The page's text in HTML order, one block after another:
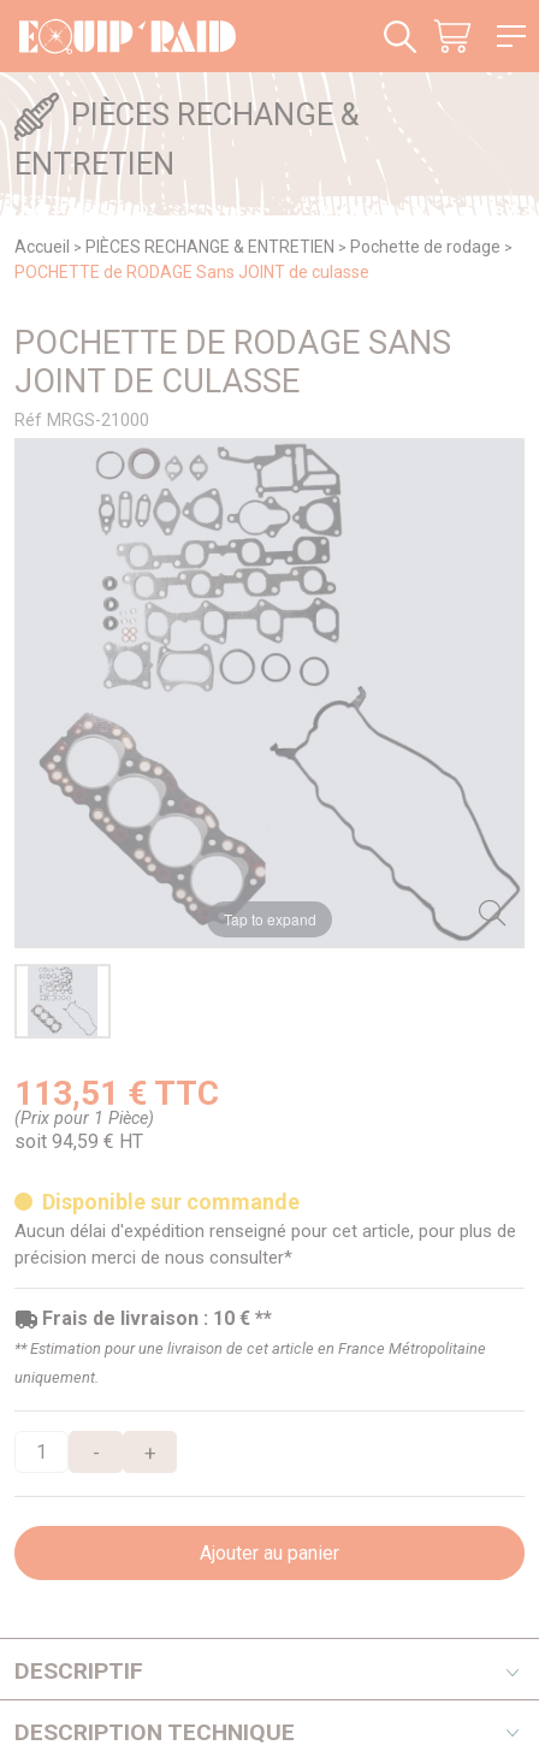
PIÈCES RECHANGE &
ENTRETIEN
Accueil > PIÈCES RECHANGE & ENTRETIEN > Pochette de rodage >
POCHETTE de RODAGE Sans JOINT de culasse
POCHETTE DE RODAGE SANS
JOINT DE CULASSE
Réf MRGS-21000
Tap to expand
113,51 € TTC
(Prix pour 1 Pièce)
soit 94,59 € HT
Disponible sur commande
Aucun délai d'expédition renseigné pour cet article, pour plus de
précision merci de nous consulter*
Frais de livraison : 10 € **
** Estimation pour une livraison de cet article en France Métropolitaine
uniquement.
- +
Ajouter au panier
DESCRIPTIF
DESCRIPTION TECHNIQUE
Panneau de gestion des cookies